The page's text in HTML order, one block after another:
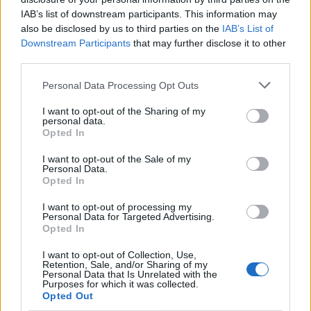
IAB’s list of downstream participants. This information may
also be disclosed by us to third parties on the IAB’s List of
Downstream Participants that may further disclose it to other
Personal Data Processing Opt Outs
I want to opt-out of the Sharing of my
personal data.
Opted In
I want to opt-out of the Sale of my
Personal Data.
Opted In
I want to opt-out of processing my
Personal Data for Targeted Advertising.
Opted In
I want to opt-out of Collection, Use,
Retention, Sale, and/or Sharing of my
Personal Data that Is Unrelated with the
Purposes for which it was collected.
Opted Out